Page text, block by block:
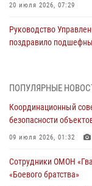
20 июля 2026, 07:29
Руководство
поздравило
При содействии СОБР
17 июля 2026, 04:06
«Каникулы с
Начальник Главного
ПОПУЛЯРНЫЕ
Координационный
безопасности
09 июля 2026, 01:32
Сотрудники ОМОН
«Боевого братства»